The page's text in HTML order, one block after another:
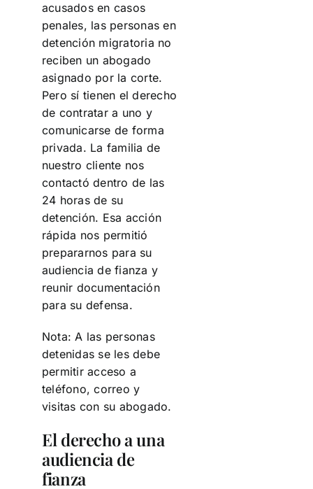
acusados en casos
penales, las personas en
detención migratoria no
reciben un abogado
asignado por la corte.
Pero sí tienen el derecho
de contratar a uno y
comunicarse de forma
privada. La familia de
nuestro cliente nos
contactó dentro de las
24 horas de su
detención. Esa acción
rápida nos permitió
prepararnos para su
audiencia de fianza y
reunir documentación
para su defensa.
Nota: A las personas
detenidas se les debe
permitir acceso a
teléfono, correo y
visitas con su abogado.
El derecho a una
audiencia de
fianza